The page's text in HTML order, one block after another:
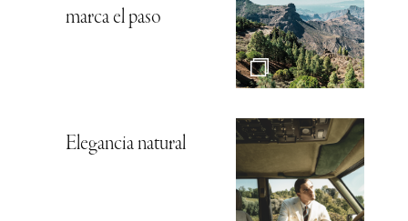
marca el paso
Elegancia natural